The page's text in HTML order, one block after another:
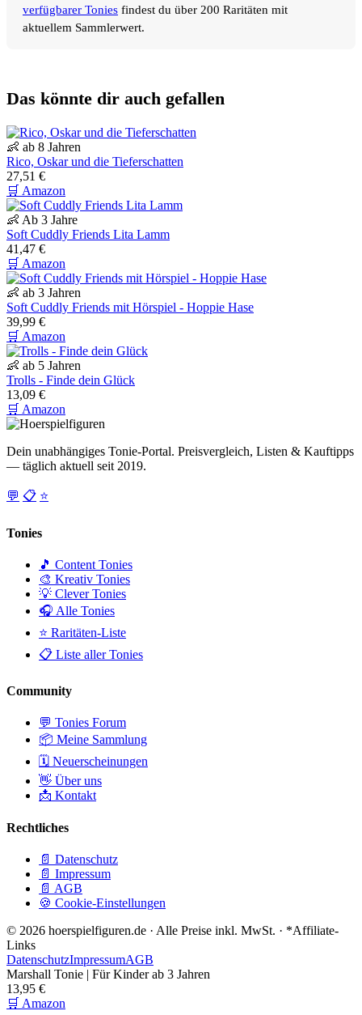
verfügbarer Tonies findest du über 200 Raritäten mit
aktuellem Sammlerwert.
Das könnte dir auch gefallen
👶 ab 8 Jahren
Rico, Oskar und die Tieferschatten
27,51 €
🛒 Amazon
👶 Ab 3 Jahre
Soft Cuddly Friends Lita Lamm
41,47 €
🛒 Amazon
👶 ab 3 Jahren
Soft Cuddly Friends mit Hörspiel - Hoppie Hase
39,99 €
🛒 Amazon
👶 ab 5 Jahren
Trolls - Finde dein Glück
13,09 €
🛒 Amazon
Dein unabhängiges Tonie-Portal. Preisvergleich, Listen & Kauftipps
— täglich aktuell seit 2019.
💬 📋 ⭐
Tonies
🎵 Content Tonies
🎨 Kreativ Tonies
💡 Clever Tonies
🎧 Alle Tonies
⭐ Raritäten-Liste
📋 Liste aller Tonies
Community
💬 Tonies Forum
📦 Meine Sammlung
🗓️ Neuerscheinungen
👋 Über uns
📩 Kontakt
Rechtliches
📄 Datenschutz
📄 Impressum
📄 AGB
🍪 Cookie-Einstellungen
© 2026 hoerspielfiguren.de · Alle Preise inkl. MwSt. · *Affiliate-
Links
DatenschutzImpressumAGB
Marshall Tonie | Für Kinder ab 3 Jahren
13,95 €
🛒 Amazon